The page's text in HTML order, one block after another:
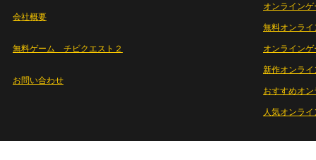
会社概要
無料ゲーム チビクエスト２
お問い合わせ
オンラインゲ
無料オンライ
オンライン
新作オンライ
おすすめオ
人気オンラ